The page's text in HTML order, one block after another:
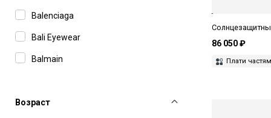
Balenciaga
Bali Eyewear
Balmain
Boss
Возраст
86 050 ₽
Плати